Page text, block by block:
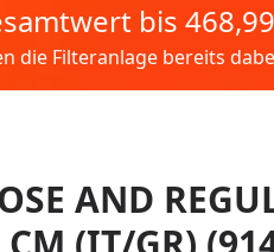
bis
die Filteranlage bereits
AND